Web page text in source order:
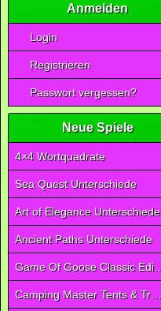
Anmelden
Login
Registrieren
Passwort vergessen?
Neue Spiele
4×4 Wortquadrate
Sea Quest Unterschiede
Art of Elegance Unterschiede
Ancient Paths Unterschiede
Game Of Goose Classic Edition
Camping Master Tents & Trees